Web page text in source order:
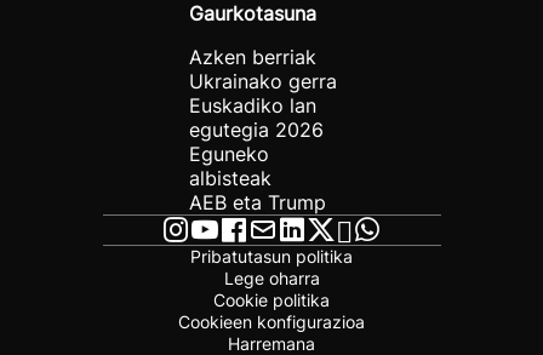
Gaurkotasuna
Azken berriak
Ukrainako gerra
Euskadiko lan
egutegia 2026
Eguneko
albisteak
AEB eta Trump
Pribatutasun politika
Lege oharra
Cookie politika
Cookieen konfigurazioa
Harremana